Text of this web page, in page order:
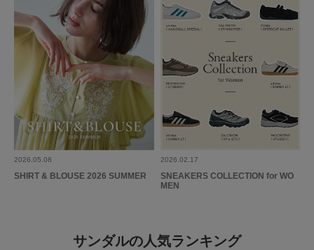
2026.05.08
SHIRT & BLOUSE 2026 SUMMER
2026.02.17
SNEAKERS COLLECTION for WO
MEN
サンダルの人気ランキング